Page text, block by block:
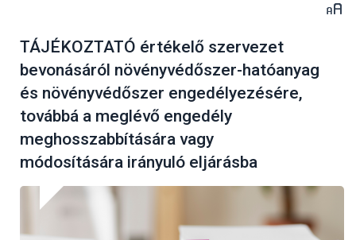
TÁJÉKOZTATÓ értékelő szervezet
bevonásáról növényvédőszer-hatóanyag
és növényvédőszer engedélyezésére,
továbbá a meglévő engedély
meghosszabbítására vagy
módosítására irányuló eljárásba